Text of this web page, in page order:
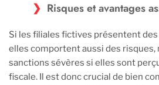
Risques et avantages
Si les filiales fictives présentent
elles comportent aussi des risques,
sanctions sévères si elles sont
fiscale. Il est donc crucial de bien